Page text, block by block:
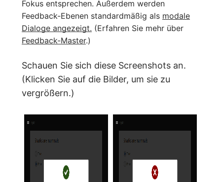
Fokus entsprechen. Außerdem werden
Feedback-Ebenen standardmäßig als modale
Dialoge angezeigt. (Erfahren Sie mehr über
Feedback-Master.)
Schauen Sie sich diese Screenshots an.
(Klicken Sie auf die Bilder, um sie zu
vergrößern.)